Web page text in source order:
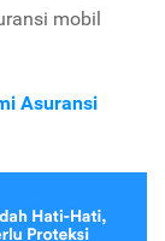
mobil
Asuransi